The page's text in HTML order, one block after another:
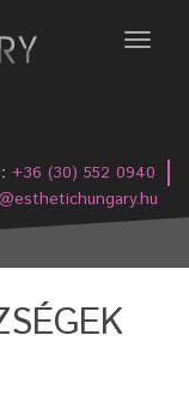
Menü
+36 (30) 552 0940